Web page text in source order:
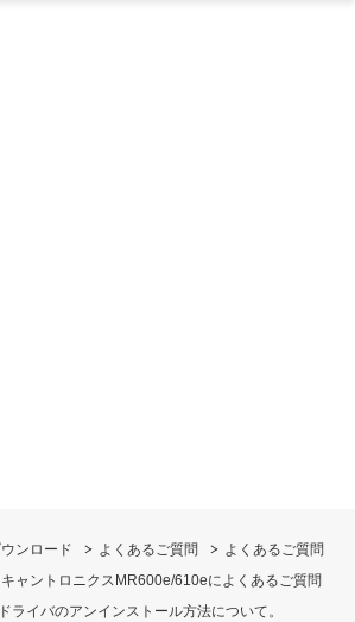
ンロード よくあるご質問
よくあるご質問
ャントロニクスMR600e/610eによくあるご質問
ライバのアンインストール方法について。